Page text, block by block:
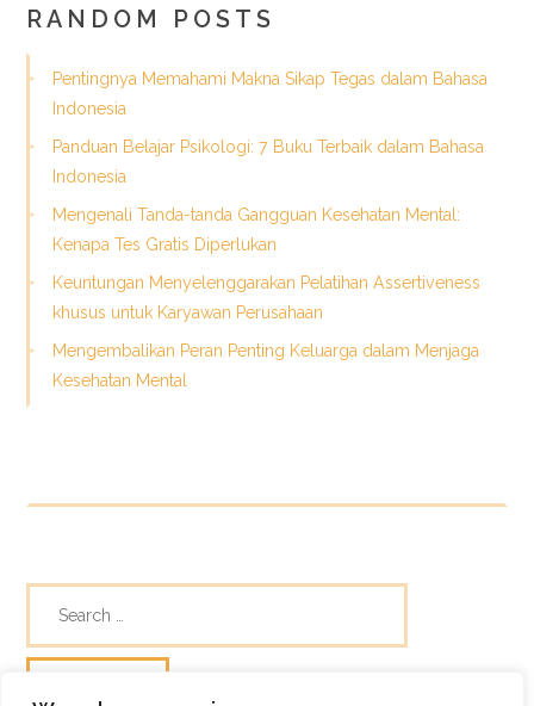
RANDOM POSTS
Pentingnya Memahami Makna Sikap Tegas dalam Bahasa
Indonesia
Panduan Belajar Psikologi: 7 Buku Terbaik dalam Bahasa
Indonesia
Mengenali Tanda-tanda Gangguan Kesehatan Mental:
Kenapa Tes Gratis Diperlukan
Keuntungan Menyelenggarakan Pelatihan Assertiveness
khusus untuk Karyawan Perusahaan
Mengembalikan Peran Penting Keluarga dalam Menjaga
Kesehatan Mental